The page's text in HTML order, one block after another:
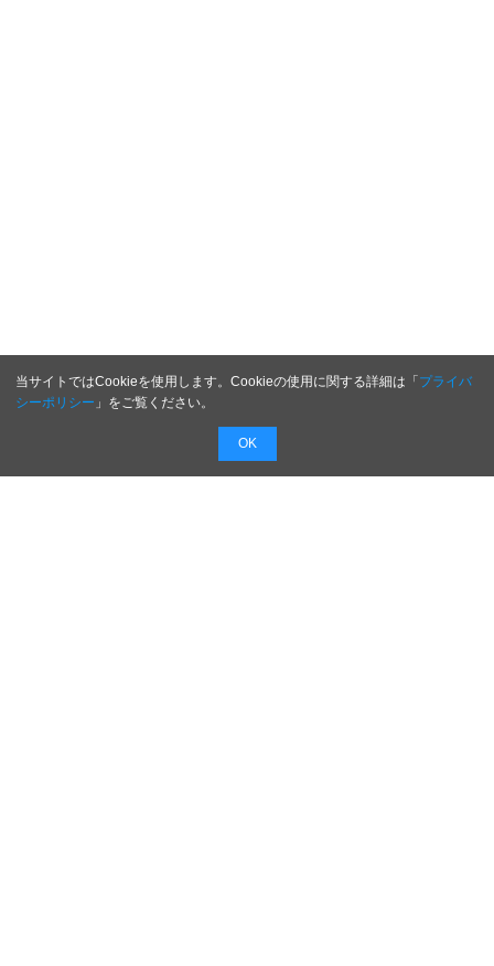
当サイトではCookieを使用します。Cookieの使用に関する詳細は「プライバ
シーポリシー 」をご覧ください。
OK